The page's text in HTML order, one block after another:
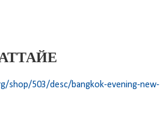
shop/503/desc/bangkok-evening-new-